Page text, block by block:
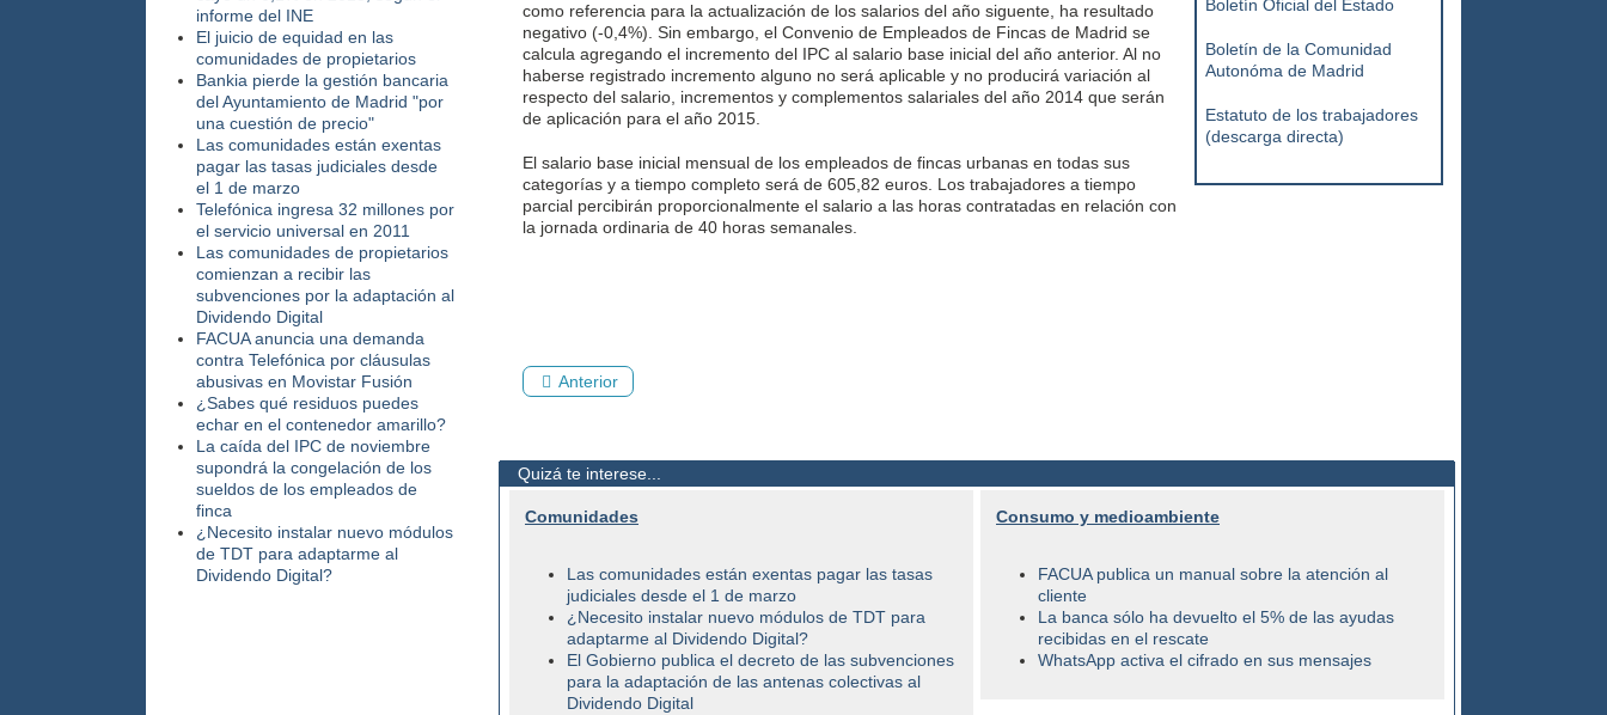
informe del INE
El juicio de equidad en las
comunidades de propietarios
Bankia pierde la gestión bancaria
del Ayuntamiento de Madrid "por
una cuestión de precio"
Las comunidades están exentas
pagar las tasas judiciales desde
el 1 de marzo
Telefónica ingresa 32 millones por
el servicio universal en 2011
Las comunidades de propietarios
comienzan a recibir las
subvenciones por la adaptación al
Dividendo Digital
FACUA anuncia una demanda
contra Telefónica por cláusulas
abusivas en Movistar Fusión
¿Sabes qué residuos puedes
echar en el contenedor amarillo?
La caída del IPC de noviembre
supondrá la congelación de los
sueldos de los empleados de
finca
¿Necesito instalar nuevo módulos
de TDT para adaptarme al
Dividendo Digital?
como referencia para la actualización de los salarios del año siguente, ha resultado
negativo (-0,4%). Sin embargo, el Convenio de Empleados de Fincas de Madrid se
calcula agregando el incremento del IPC al salario base inicial del año anterior. Al no
haberse registrado incremento alguno no será aplicable y no producirá variación al
respecto del salario, incrementos y complementos salariales del año 2014 que serán
de aplicación para el año 2015.
El salario base inicial mensual de los empleados de fincas urbanas en todas sus
categorías y a tiempo completo será de 605,82 euros. Los trabajadores a tiempo
parcial percibirán proporcionalmente el salario a las horas contratadas en relación con
la jornada ordinaria de 40 horas semanales.
Anterior
Boletín Oficial del Estado
Boletín de la Comunidad
Autonóma de Madrid
Estatuto de los trabajadores
(descarga directa)
Quizá te interese...
Comunidades
Las comunidades están exentas pagar las tasas
judiciales desde el 1 de marzo
¿Necesito instalar nuevo módulos de TDT para
adaptarme al Dividendo Digital?
El Gobierno publica el decreto de las subvenciones
para la adaptación de las antenas colectivas al
Dividendo Digital
Consumo y medioambiente
FACUA publica un manual sobre la atención al
cliente
La banca sólo ha devuelto el 5% de las ayudas
recibidas en el rescate
WhatsApp activa el cifrado en sus mensajes